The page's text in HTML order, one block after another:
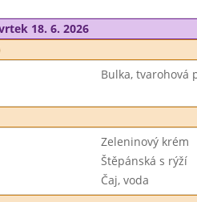
18. 6. 2026
Bulka, tvarohová
Zeleninový krém
Štěpánská s rýží
Čaj, voda